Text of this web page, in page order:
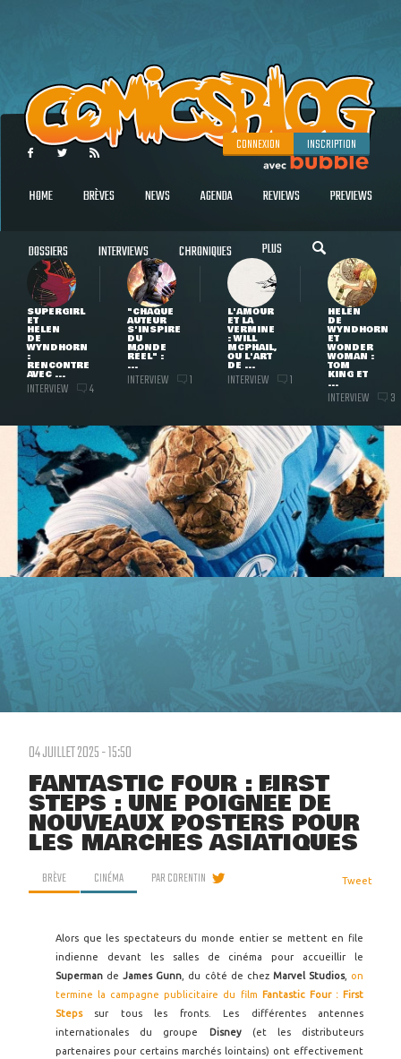
CONNEXION INSCRIPTION
HOME BRÈVES NEWS AGENDA REVIEWS PREVIEWS
DOSSIERS INTERVIEWS CHRONIQUES PLUS
SUPERGIRL
ET
HELEN
DE
WYNDHORN
:
RENCONTRE
AVEC ...
INTERVIEW 4
"CHAQUE
AUTEUR
S'INSPIRE
DU
MONDE
RÉEL" :
...
INTERVIEW 1
L'AMOUR
ET LA
VERMINE
: WILL
MCPHAIL,
OU L'ART
DE ...
INTERVIEW 1
HELEN
DE
WYNDHORN
ET
WONDER
WOMAN :
TOM
KING ET
...
INTERVIEW 3
04 JUILLET 2025 - 15:50
FANTASTIC FOUR : FIRST
STEPS : UNE POIGNÉE DE
NOUVEAUX POSTERS POUR
LES MARCHÉS ASIATIQUES
BRÈVE CINÉMA PARCORENTIN Tweet
Alors que les spectateurs du monde entier se mettent en file
indienne devant les salles de cinéma pour accueillir le
Superman deJames Gunn , du côté de chez Marvel Studios, on
termine la campagne publicitaire du film Fantastic Four : First
Stepssur tous les fronts. Les différentes antennes
internationales du groupe
Disney(et les distributeurs
partenaires pour certains marchés lointains) ont effectivement